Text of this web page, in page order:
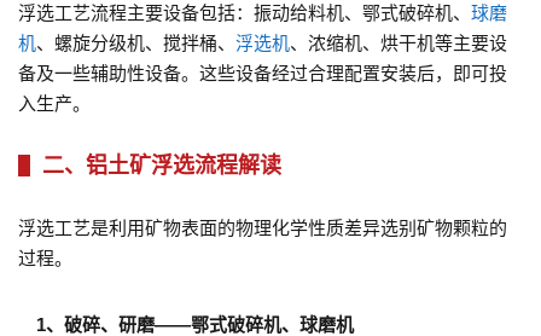
浮选工艺流程主要设备包括：振动给料机、鄂式破碎机、 球磨
机、螺旋分级机、搅拌桶、 浮选机、浓缩机、烘干机等主要设
备及一些辅助性设备。这些设备经过合理配置安装后，即可投
入生产。
二、铝土矿浮选流程解读
浮选工艺是利用矿物表面的物理化学性质差异选别矿物颗粒的
过程。
1、破碎、研磨——鄂式破碎机、球磨机